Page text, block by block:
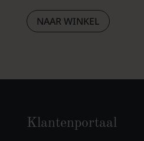
NAAR WINKEL
Klantenportaal